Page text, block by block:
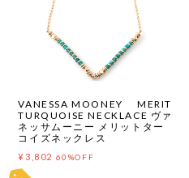
VANESSA MOONEY MERIT
TURQUOISE NECKLACE ヴァ
ネッサムーニー メリットター
コイズネックレス
¥3,802 60%OFF